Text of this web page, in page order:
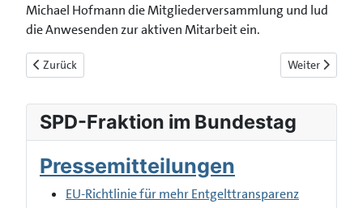
Michael Hofmann die Mitgliederversammlung und lud
die Anwesenden zur aktiven Mitarbeit ein.
Vorheriger Beitrag: 101 Jahre (!)
Zurück Nächster
Weiter
SPD-Fraktion im Bundestag
Pressemitteilungen
EU-Richtlinie für mehr Entgelttransparenz